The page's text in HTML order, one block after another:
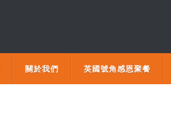
關於我們 英國號角感恩聚餐